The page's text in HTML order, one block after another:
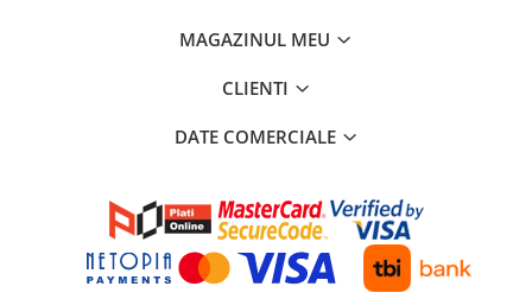
MAGAZINUL MEU
CLIENTI
DATE COMERCIALE